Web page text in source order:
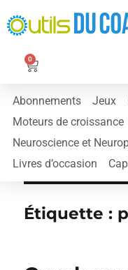
0
Abonnements Jeux
Moteurs de croissance
Neuroscience et
Livres d’occasion
Étiquette :